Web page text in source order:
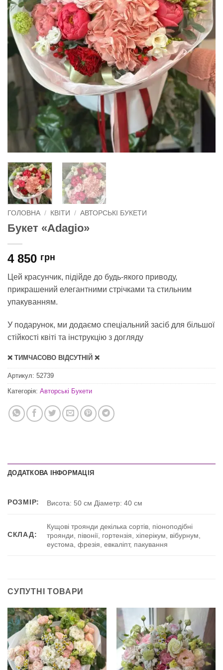
ГОЛОВНА / КВІТИ / АВТОРСЬКІ БУКЕТИ
Букет «Adagio»
4 850 грн
Цей красунчик, підійде до будь-якого приводу,
прикрашений елегантними стрічками та стильним
упакуванням.
У подарунок, ми додаємо спеціальний засіб для більшої
стійкості квіті та інструкцію з догляду
❌ ТИМЧАСОВО ВІДСУТНІЙ ❌
Артикул: 52739
Категорія: Авторські Букети
ДОДАТКОВА ІНФОРМАЦІЯ
РОЗМІР: Висота: 50 см Діаметр: 40 см
СКЛАД:
Кущові троянди декілька сортів, піоноподібні
троянди, півонії, гортензія, хіперікум, вібурнум,
еустома, фрезія, евкаліпт, пакування
СУПУТНІ ТОВАРИ